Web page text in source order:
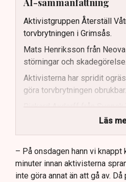
AI-sammanfattning
Aktivistgruppen Återställ
torvbrytningen i Grimsås.
Mats Henriksson från
störningar och skadegörelse.
Aktivisterna har spridit
göra torvbrytningen obrukbar.
Rickard Axdorff från Svensk
stort ekonomiskt sabotage.
Dialogpolisen på plats står
aktivisternas handlingar.
Frågor kvarstår om
Läs
– På onsdagen hann vi knappt
minuter innan aktivisterna
inte göra annat än att gå av.